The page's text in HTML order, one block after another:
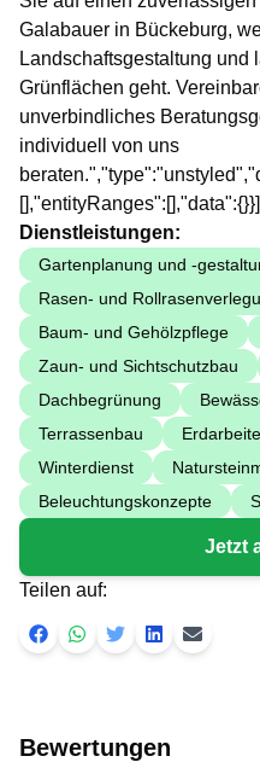
Galabauer in Bückeburg,
Landschaftsgestaltung und
Grünflächen geht.
unverbindliches
individuell von uns
Dienstleistungen:
Gartenplanung und -
Rasen- und
Baum- und Gehölzpflege
Zaun- und Sichtschutzbau
Dachbegrünung
Terrassenbau
Winterdienst
Beleuchtungskonzepte
Jetzt
Teilen auf:
Bewertungen